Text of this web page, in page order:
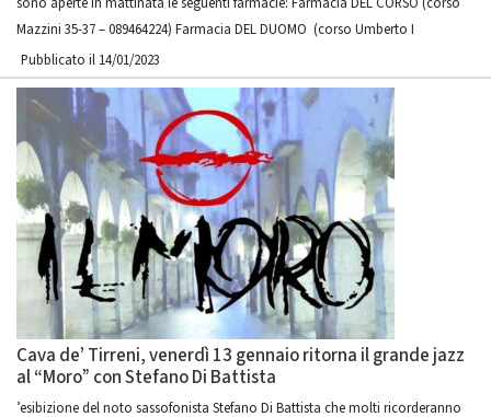
Mazzini 35-37 – 089464224) Farmacia DEL DUOMO (corso Umberto I
Pubblicato il 14/01/2023
Cava de’ Tirreni, venerdì 13 gennaio ritorna il grande jazz
al “Moro” con Stefano Di Battista
’esibizione del noto sassofonista Stefano Di Battista che molti ricorderanno